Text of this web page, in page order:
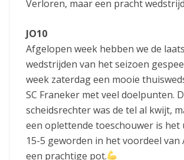
Verloren, maar een pracht
JO10
Afgelopen week hebben we de
wedstrijden van het seizoen
week zaterdag een mooie
SC Franeker met veel doelpunten.
scheidsrechter was de tel al kwijt,
een oplettende toeschouwer is het
15-5 geworden in het voordeel van
een prachtige pot.